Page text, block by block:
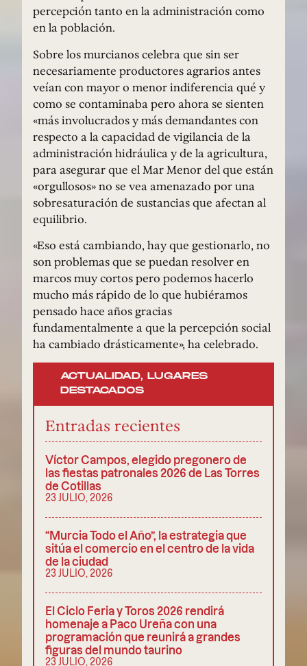
percepción tanto en la administración como
en la población.
Sobre los murcianos celebra que sin ser
necesariamente productores agrarios antes
veían con mayor o menor indiferencia qué y
como se contaminaba pero ahora se sienten
«más involucrados y más demandantes con
respecto a la capacidad de vigilancia de la
administración hidráulica y de la agricultura,
para asegurar que el Mar Menor del que están
«orgullosos» no se vea amenazado por una
sobresaturación de sustancias que afectan al
equilibrio.
«Eso está cambiando, hay que gestionarlo, no
son problemas que se puedan resolver en
marcos muy cortos pero podemos hacerlo
mucho más rápido de lo que hubiéramos
pensado hace años gracias
fundamentalmente a que la percepción social
ha cambiado drásticamente», ha celebrado.
ACTUALIDAD, LUGARES
DESTACADOS
Entradas recientes
Víctor Campos, elegido pregonero de
las fiestas patronales 2026 de Las Torres
de Cotillas
23 JULIO, 2026
“Murcia Todo el Año”, la estrategia que
sitúa el comercio en el centro de la vida
de la ciudad
23 JULIO, 2026
El Ciclo Feria y Toros 2026 rendirá
homenaje a Paco Ureña con una
programación que reunirá a grandes
figuras del mundo taurino
23 JULIO, 2026